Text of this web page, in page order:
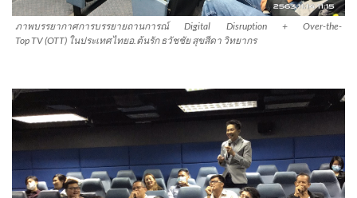
ภาพบรรยากาศการบรรยายถานการณ์ Digital Disruption + Over-the-
Top TV (OTT) ในประเทศไทยอ.ต้นรัก ธวัชชัย สุขสีดา วิทยากร